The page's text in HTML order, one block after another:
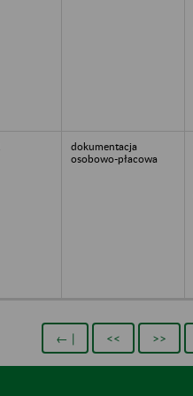
dokumentacja
osobowo-płacowa
← | << >>